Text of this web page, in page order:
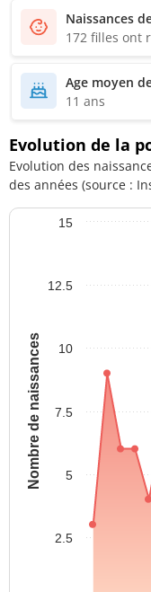
Naissances
172 filles ont
Age moyen
11 ans
Evolution de la
Evolution des
des années (source :
Nombre de naissances
2.5
5
7.5
10
12.5
15